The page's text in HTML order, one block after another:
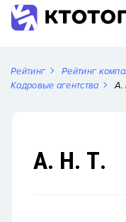
Рейтинг Рейтинг
Кадровые агентства
А.
А. Н. Т.